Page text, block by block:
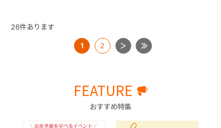
26件あります
1 2
FEATURE
おすすめ特集